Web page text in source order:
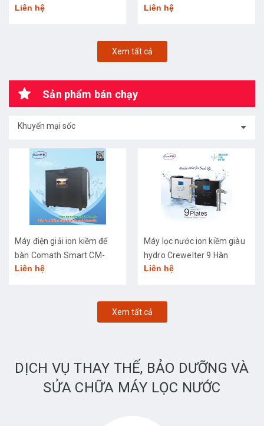
Liên hệ
Liên hệ
Xem tất cả
Sản phẩm bán chạy
Khuyến mại sốc
Máy điện giải ion kiềm để
bàn Comath Smart CM-
3668
Liên hệ
Máy lọc nước ion kiềm giàu
hydro Crewelter 9 Hàn
Quốc
Liên hệ
Xem tất cả
DỊCH VỤ THAY THẾ, BẢO DƯỠNG VÀ
SỬA CHỮA MÁY LỌC NƯỚC